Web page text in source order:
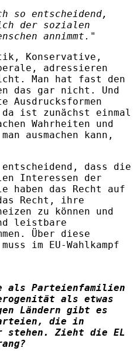
so entscheidend,
der sozialen
annimmt."
Konservative,
adressieren
Man hat fast den
das gar nicht. Und
Ausdrucksformen
ist zunächst einmal
Wahrheiten und
ausmachen kann,
dass die
Interessen der
haben das Recht auf
Recht, ihre
zu können und
leistbare
Über diese
im EU-Wahlkampf
als Parteienfamilien
als etwas
Ländern gibt es
die in
stehen. Zieht die EL